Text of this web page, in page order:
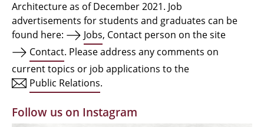
Internationales
Facilities
Alumni | cloud club
Architecture as of December 2021. Job
advertisements for students and graduates can be
found here:
Jobs, Contact person on the site
Contact. Please address any comments on
current topics or job applications to the
Public Relations.
Follow us on Instagram